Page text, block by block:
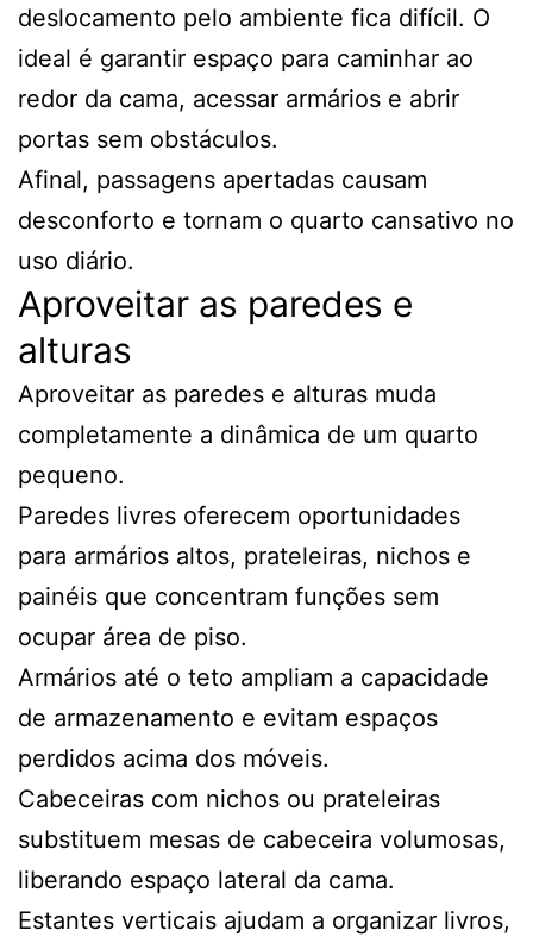
deslocamento pelo ambiente fica difícil. O
ideal é garantir espaço para caminhar ao
redor da cama, acessar armários e abrir
portas sem obstáculos.
Afinal, passagens apertadas causam
desconforto e tornam o quarto cansativo no
uso diário.
Aproveitar as paredes e
alturas
Aproveitar as paredes e alturas muda
completamente a dinâmica de um quarto
pequeno.
Paredes livres oferecem oportunidades
para armários altos, prateleiras, nichos e
painéis que concentram funções sem
ocupar área de piso.
Armários até o teto ampliam a capacidade
de armazenamento e evitam espaços
perdidos acima dos móveis.
Cabeceiras com nichos ou prateleiras
substituem mesas de cabeceira volumosas,
liberando espaço lateral da cama.
Estantes verticais ajudam a organizar livros,